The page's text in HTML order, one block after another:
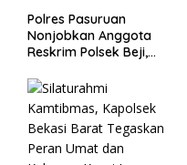
Polres Pasuruan
Nonjobkan Anggota
Reskrim Polsek Beji,
Transparansi
Penanganan Dugaan
Penganiayaan